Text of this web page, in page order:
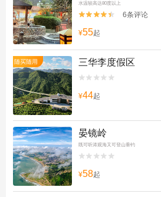
水温较高达80度以上

 6条评论
¥55起
随买随用 三华李度假区


¥44起
晏镜岭
既可听涛观海又可登山垂钓


¥58起